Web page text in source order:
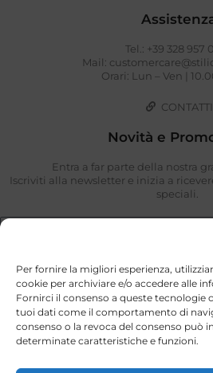
Per fornire la migliori esperienza,
cookie per archiviare e/o accedere alle
Fornirci il consenso a queste tecnologie
tuoi dati come il comportamento di
consenso o la revoca del consenso può
determinate caratteristiche e funzioni.
Tel.: +39 328 957
Mail:
Orari: Lun – Ven |
CONTATTI
Novità e
Entra a far parte della nostra
Iscriviti alla newsletter e inizia a
speciali.